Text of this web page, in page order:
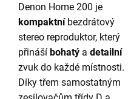
Denon Home 200 je
kompaktníbezdrátový
stereo reproduktor, který
přináší bohatý a detailní
zvuk do každé místnosti.
Díky třem samostatným